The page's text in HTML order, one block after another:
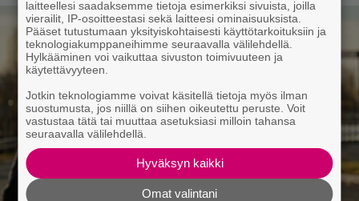
laitteellesi saadaksemme tietoja esimerkiksi sivuista, joilla
vierailit, IP-osoitteestasi sekä laitteesi ominaisuuksista.
Pääset tutustumaan yksityiskohtaisesti käyttötarkoituksiin ja
teknologiakumppaneihimme seuraavalla välilehdellä.
Hylkääminen voi vaikuttaa sivuston toimivuuteen ja
käytettävyyteen.
Jotkin teknologiamme voivat käsitellä tietoja myös ilman
suostumusta, jos niillä on siihen oikeutettu peruste. Voit
vastustaa tätä tai muuttaa asetuksiasi milloin tahansa
seuraavalla välilehdellä.
Hyväksyn kaikki
Omat valintani